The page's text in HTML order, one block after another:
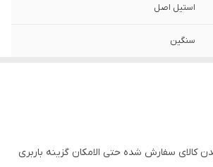
استیل اصل
سنگین
سبزی خردکن با تیغه اضافی را انتخاب نمائید
سفارش شده حتی الامکان گزینه باربری